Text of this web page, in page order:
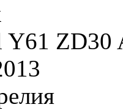
Y61 ZD30